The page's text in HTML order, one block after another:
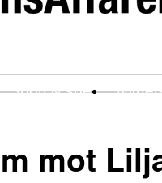
Sport & spel
mot